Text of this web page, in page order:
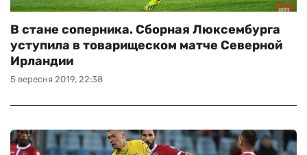
5 вересня 2019, 22:38
В стане соперника. Сборная Люксембурга
уступила в товарищеском матче Северной
Ирландии